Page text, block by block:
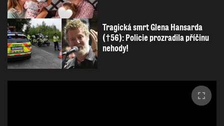
Tragická smrt Glena Hansarda
(†56): Policie prozradila příčinu
nehody!